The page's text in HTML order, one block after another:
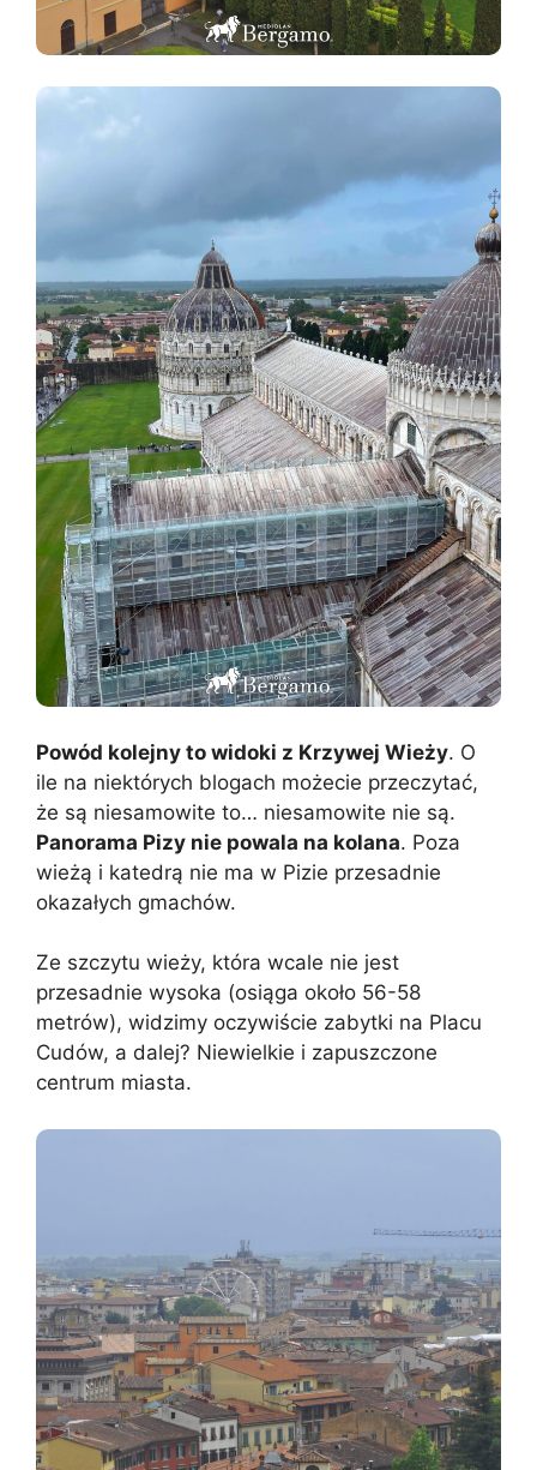
Powód kolejny to widoki z Krzywej Wieży. O
ile na niektórych blogach możecie przeczytać,
że są niesamowite to… niesamowite nie są.
Panorama Pizy nie powala na kolana. Poza
wieżą i katedrą nie ma w Pizie przesadnie
okazałych gmachów.
Ze szczytu wieży, która wcale nie jest
przesadnie wysoka (osiąga około 56-58
metrów), widzimy oczywiście zabytki na Placu
Cudów, a dalej? Niewielkie i zapuszczone
centrum miasta.